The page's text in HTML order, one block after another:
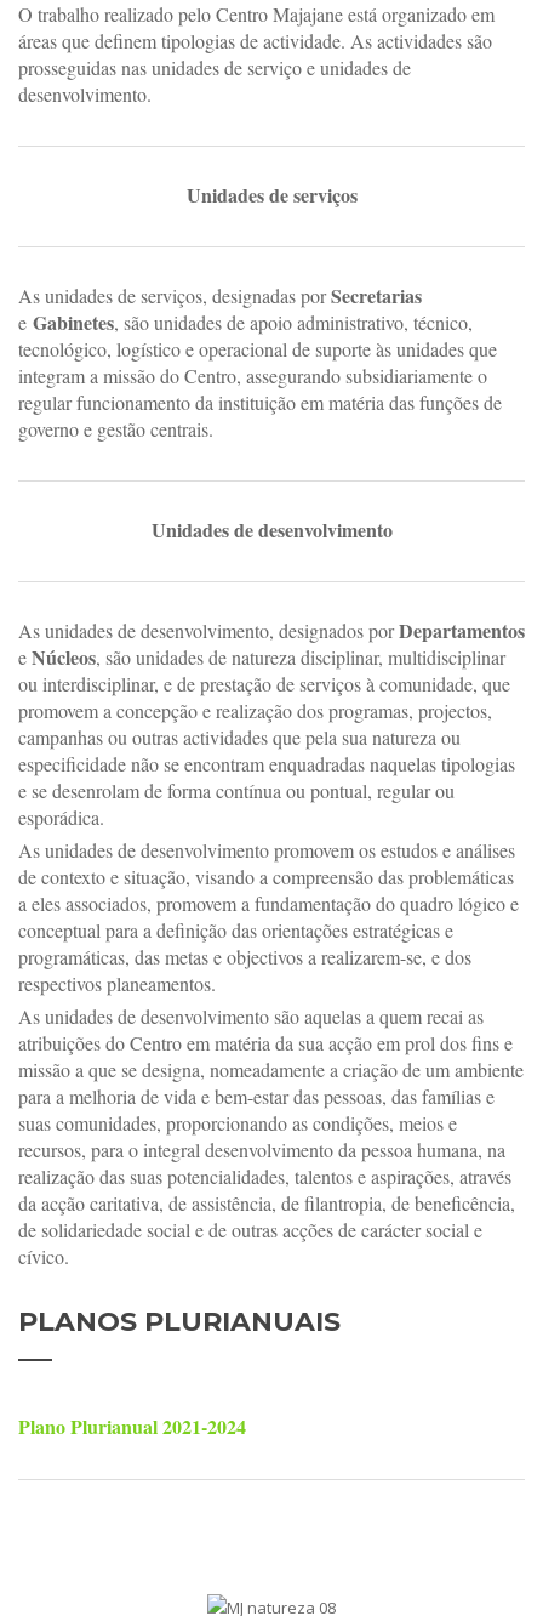
O trabalho realizado pelo Centro Majajane está organizado em
áreas que definem tipologias de actividade. As actividades são
prosseguidas nas unidades de serviço e unidades de
desenvolvimento.
Unidades de serviços
As unidades de serviços, designadas porSecretarias
e Gabinetes, são unidades de apoio administrativo, técnico,
tecnológico, logístico e operacional de suporte às unidades que
integram a missão do Centro, assegurando subsidiariamente o
regular funcionamento da instituição em matéria das funções de
governo e gestão centrais.
Unidades de desenvolvimento
As unidades de desenvolvimento, designados porDepartamentos
eNúcleos, são unidades de natureza disciplinar, multidisciplinar
ou interdisciplinar, e de prestação de serviços à comunidade, que
promovem a concepção e realização dos programas, projectos,
campanhas ou outras actividades que pela sua natureza ou
especificidade não se encontram enquadradas naquelas tipologias
e se desenrolam de forma contínua ou pontual, regular ou
esporádica.
As unidades de desenvolvimento promovem os estudos e análises
de contexto e situação, visando a compreensão das problemáticas
a eles associados, promovem a fundamentação do quadro lógico e
conceptual para a definição das orientações estratégicas e
programáticas, das metas e objectivos a realizarem-se, e dos
respectivos planeamentos.
As unidades de desenvolvimento são aquelas a quem recai as
atribuições do Centro em matéria da sua acção em prol dos fins e
missão a que se designa, nomeadamente a criação de um ambiente
para a melhoria de vida e bem-estar das pessoas, das famílias e
suas comunidades, proporcionando as condições, meios e
recursos, para o integral desenvolvimento da pessoa humana, na
realização das suas potencialidades, talentos e aspirações, através
da acção caritativa, de assistência, de filantropia, de beneficência,
de solidariedade social e de outras acções de carácter social e
cívico.
PLANOS PLURIANUAIS
Plano Plurianual 2021-2024